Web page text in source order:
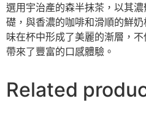
選用宇治產的森半抹茶，以其
礎，與香濃的咖啡和滑順的鮮
味在杯中形成了美麗的漸層，
帶來了豐富的口感體驗。
Related